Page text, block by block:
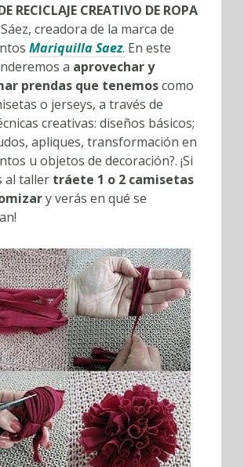
RECICLAJE CREATIVO DE ROPA
creadora de la marca de
Mariquilla Saez. En este
a aprovechar y
prendas que tenemoscomo
o jerseys, a través de
creativas: diseños básicos;
apliques, transformación en
u objetos de decoración?. ¡Si
al taller tráete 1 o 2 camisetas
y verás en qué se